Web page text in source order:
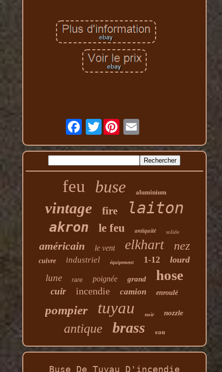
Twitter
feu buse aluminium
vintage fire laiton
akron le feu antiquité solide
américain le vent elkhart nez
cuivre industriel équipement 1-12 lourd
lune rare poignée grand hose
cuir incendie camion enroulé
pompier tuyau noir nozzle
antique brass eau
Buse De Tuyau D'incendie